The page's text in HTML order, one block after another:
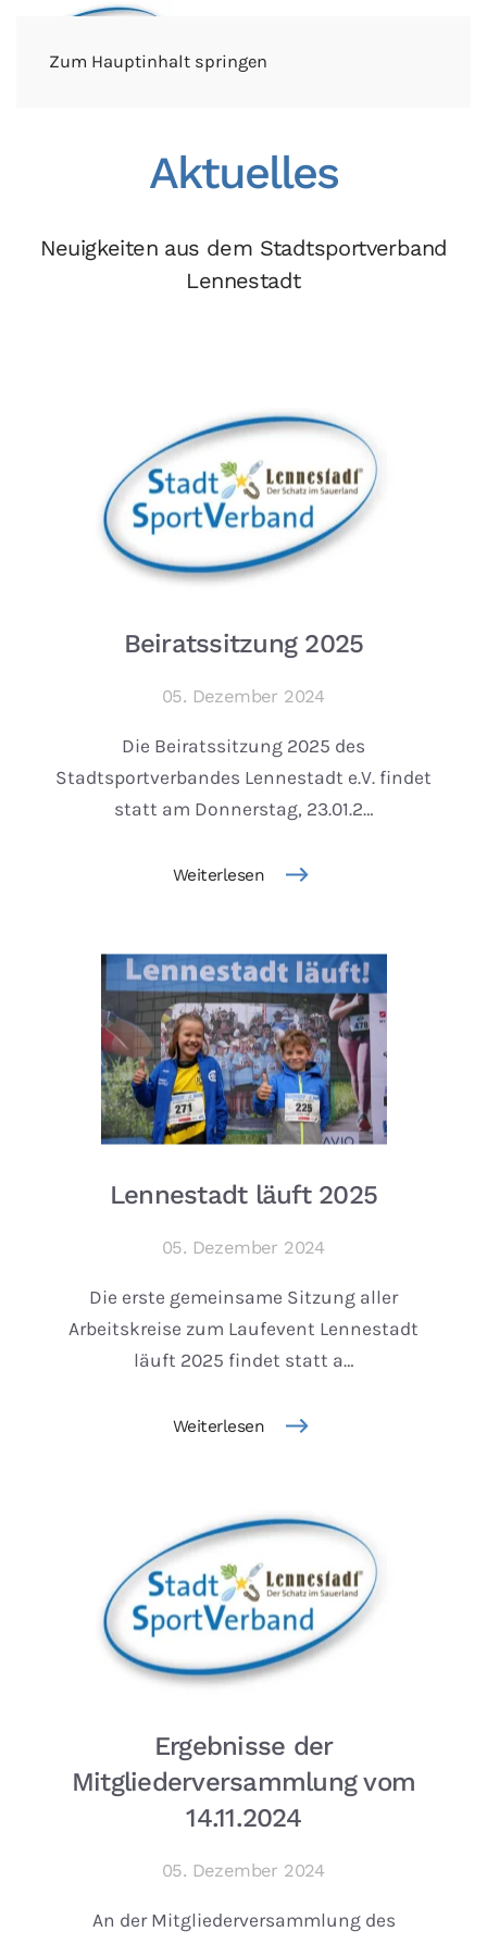
Zum Hauptinhalt springen
Aktuelles
Neuigkeiten aus dem Stadtsportverband
Lennestadt
Beiratssitzung 2025
05. Dezember 2024
Die Beiratssitzung 2025 des
Stadtsportverbandes Lennestadt e.V. findet
statt am Donnerstag, 23.01.2…
Weiterlesen
Lennestadt läuft 2025
05. Dezember 2024
Die erste gemeinsame Sitzung aller
Arbeitskreise zum Laufevent Lennestadt
läuft 2025 findet statt a…
Weiterlesen
Ergebnisse der
Mitgliederversammlung vom
14.11.2024
05. Dezember 2024
An der Mitgliederversammlung des